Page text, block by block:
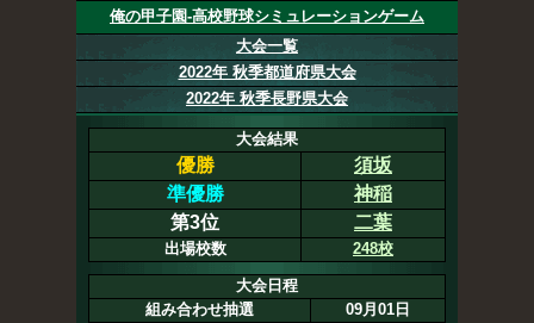
俺の甲子園-高校野球シミュレーションゲーム
大会一覧
2022年 秋季都道府県大会
2022年 秋季長野県大会
大会結果
優勝
須坂
準優勝
神稲
第3位
二葉
出場校数 248校
大会日程
組み合わせ抽選
09月01日